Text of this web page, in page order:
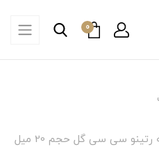
0
سی سی گل حجم 20 میل